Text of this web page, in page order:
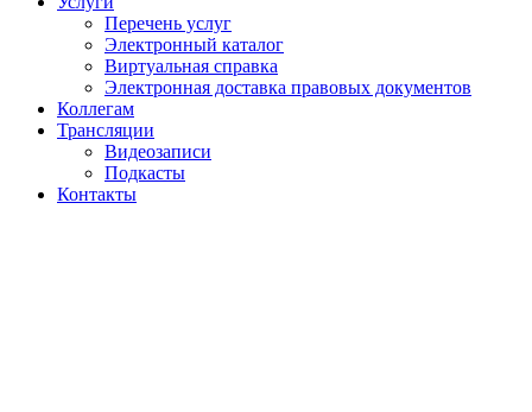
Перечень услуг
Электронный каталог
Виртуальная справка
Электронная доставка правовых документов
Коллегам
Трансляции
Видеозаписи
Подкасты
Контакты